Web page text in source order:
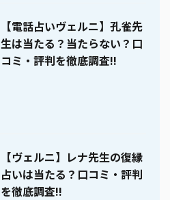
【電話占いヴェルニ】孔雀先
生は当たる？当たらない？口
コミ・評判を徹底調査!!
【ヴェルニ】レナ先生の復縁
占いは当たる？口コミ・評判
を徹底調査!!